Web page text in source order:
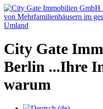
City Gate
Berlin ...Ihre
warum